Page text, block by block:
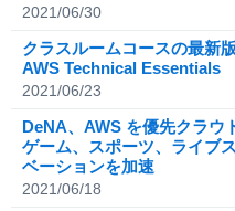
2021/06/30
クラスルームコースの最新
AWS Technical Essentials
2021/06/23
DeNA、AWS を優先クラウ
ゲーム、スポーツ、ライブ
ベーションを加速
2021/06/18